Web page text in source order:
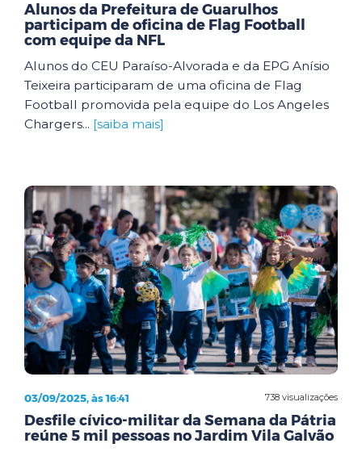
Alunos da Prefeitura de Guarulhos
participam de oficina de Flag Football
com equipe da NFL
Alunos do CEU Paraíso-Alvorada e da EPG Anísio
Teixeira participaram de uma oficina de Flag
Football promovida pela equipe do Los Angeles
Chargers... [saiba mais]
738 visualizações
03/09/2025, às 16:41
Desfile cívico-militar da Semana da Pátria
reúne 5 mil pessoas no Jardim Vila Galvão